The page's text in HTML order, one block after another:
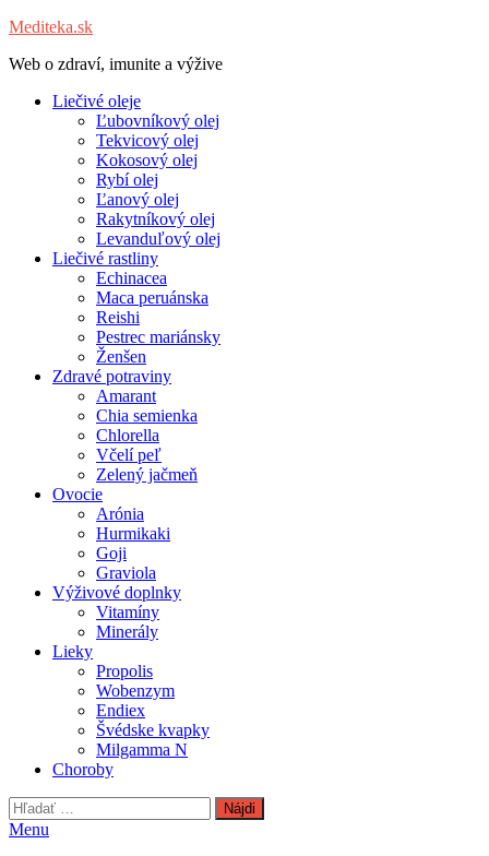
Mediteka.sk
Web o zdraví, imunite a výžive
Liečivé oleje
Ľubovníkový olej
Tekvicový olej
Kokosový olej
Rybí olej
Ľanový olej
Rakytníkový olej
Levanduľový olej
Liečivé rastliny
Echinacea
Maca peruánska
Reishi
Pestrec mariánsky
Ženšen
Zdravé potraviny
Amarant
Chia semienka
Chlorella
Včelí peľ
Zelený jačmeň
Ovocie
Arónia
Hurmikaki
Goji
Graviola
Výživové doplnky
Vitamíny
Minerály
Lieky
Propolis
Wobenzym
Endiex
Švédske kvapky
Milgamma N
Choroby
Hľadať:
Menu